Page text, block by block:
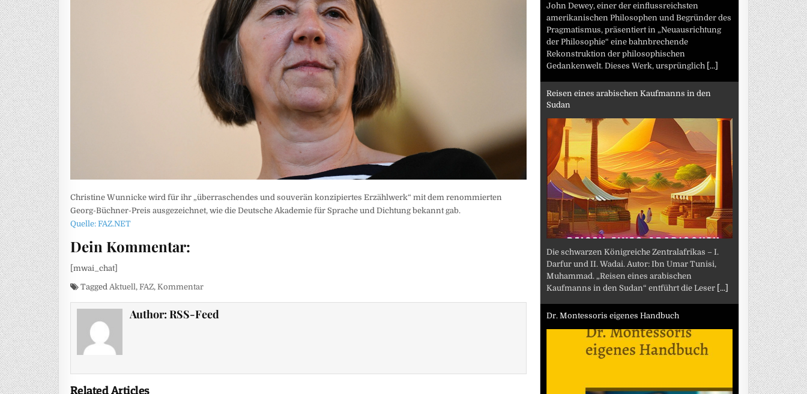
Christine Wunnicke wird für ihr „überraschendes und souverän konzipiertes Erzählwerk“ mit dem renommierten
Georg-Büchner-Preis ausgezeichnet, wie die Deutsche Akademie für Sprache und Dichtung bekannt gab.
Quelle: FAZ.NET
Dein Kommentar:
[mwai_chat]
Tagged Aktuell, FAZ, Kommentar
Author:RSS-Feed
Related Articles
John Dewey, einer der einflussreichsten
amerikanischen Philosophen und Begründer des
Pragmatismus, präsentiert in „Neuausrichtung
der Philosophie“ eine bahnbrechende
Rekonstruktion der philosophischen
Gedankenwelt. Dieses Werk, ursprünglich [...]
Reisen eines arabischen Kaufmanns in den
Sudan
Die schwarzen Königreiche Zentralafrikas – I.
Darfur und II. Wadai. Autor: Ibn Umar Tunisi,
Muhammad. „Reisen eines arabischen
Kaufmanns in den Sudan“ entführt die Leser [...]
Dr. Montessoris eigenes Handbuch